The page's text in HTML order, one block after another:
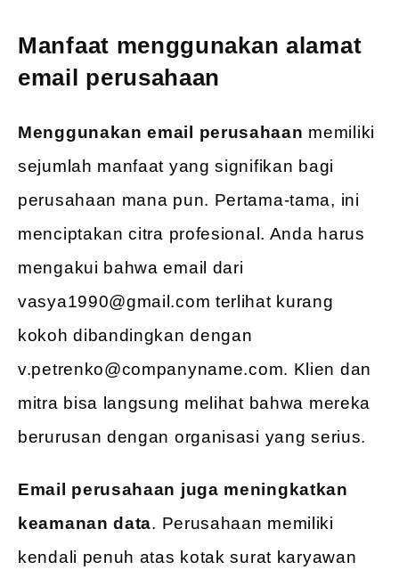
Manfaat menggunakan alamat
email perusahaan
Menggunakan email perusahaan memiliki
sejumlah manfaat yang signifikan bagi
perusahaan mana pun. Pertama-tama, ini
menciptakan citra profesional. Anda harus
mengakui bahwa email dari
vasya1990@gmail.com terlihat kurang
kokoh dibandingkan dengan
v.petrenko@companyname.com. Klien dan
mitra bisa langsung melihat bahwa mereka
berurusan dengan organisasi yang serius.
Email perusahaan juga meningkatkan
keamanan data. Perusahaan memiliki
kendali penuh atas kotak surat karyawan